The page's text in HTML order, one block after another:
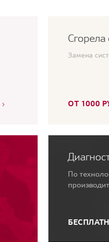
Сгорела
Замена
ОТ 1000
По